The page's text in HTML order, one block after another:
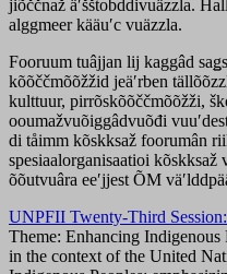
jiõččnaž äʹšštobddivuäzzla.
alggmeer kääuʹc vuäzzla.
Fooruum tuâjjan lij kaggâd
kõõččmõõžžid jeäʹrben
kulttuur, pirrõskõõččmõõžži,
ooumažvuõiggâdvuõđi
di tåimm kõskksaž foorumân
spesiaalorganisaatioi kõskksaž
õõutvuâra eeʹjjest ÕM
UNPFII Twenty-Third
Theme: Enhancing Indigenous
in the context of the United